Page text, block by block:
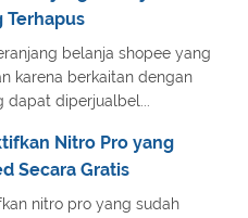
Terhapus
belanja shopee yang
karena berkaitan dengan
diperjualbel...
Nitro Pro yang
Secara Gratis
nitro pro yang sudah